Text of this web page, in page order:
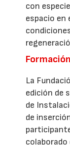
con
espacio en
La
edición de
de
de